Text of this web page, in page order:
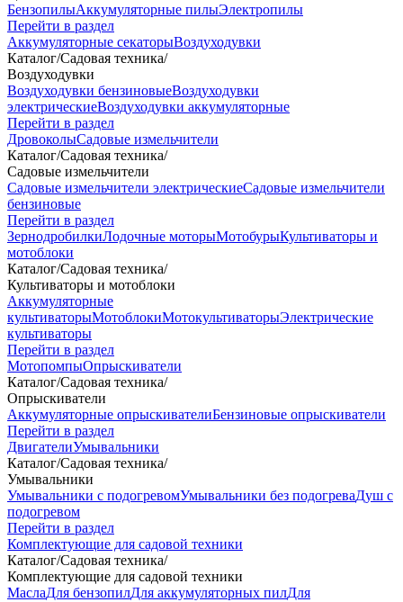
БензопилыАккумуляторные пилыЭлектропилы
Перейти в раздел
Аккумуляторные секаторыВоздуходувки
Каталог/Садовая техника/
Воздуходувки
Воздуходувки бензиновыеВоздуходувки
электрическиеВоздуходувки аккумуляторные
Перейти в раздел
ДровоколыСадовые измельчители
Каталог/Садовая техника/
Садовые измельчители
Садовые измельчители электрическиеСадовые измельчители
бензиновые
Перейти в раздел
ЗернодробилкиЛодочные моторыМотобурыКультиваторы и
мотоблоки
Каталог/Садовая техника/
Культиваторы и мотоблоки
Аккумуляторные
культиваторыМотоблокиМотокультиваторыЭлектрические
культиваторы
Перейти в раздел
МотопомпыОпрыскиватели
Каталог/Садовая техника/
Опрыскиватели
Аккумуляторные опрыскивателиБензиновые опрыскиватели
Перейти в раздел
ДвигателиУмывальники
Каталог/Садовая техника/
Умывальники
Умывальники с подогревомУмывальники без подогреваДуш с
подогревом
Перейти в раздел
Комплектующие для садовой техники
Каталог/Садовая техника/
Комплектующие для садовой техники
МаслаДля бензопилДля аккумуляторных пилДля